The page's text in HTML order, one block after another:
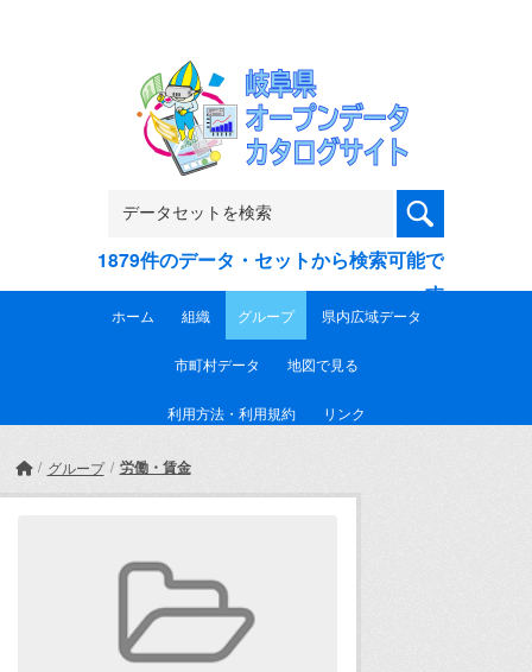
1879件のデータ・セットから検索可能で
す
ホーム 組織 グループ 県内広域データ
市町村データ 地図で見る
利用方法・利用規約 リンク
グループ 労働・賃金